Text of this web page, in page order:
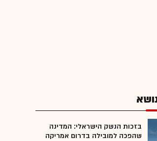
בזכות הנשק הישראלי: המדינה
שהפכה למובילה בדרום אמריקה